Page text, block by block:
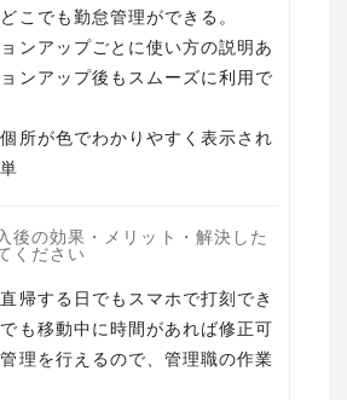
こでも勤怠管理ができる。
ンアップごとに使い方の説明あ
ンアップ後もスムーズに利用で
所が色でわかりやすく表示され
後の効果・メリット・解決した
ください
帰する日でもスマホで打刻でき
も移動中に時間があれば修正可
理を行えるので、管理職の作業